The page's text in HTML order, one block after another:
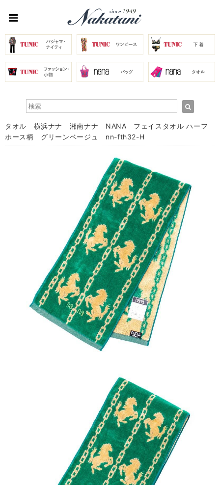
タオル 横浜ナナ 湘南ナナ NANA フェイスタオル ハーフ
ホース柄 グリーンベージュ nn-fth32-H